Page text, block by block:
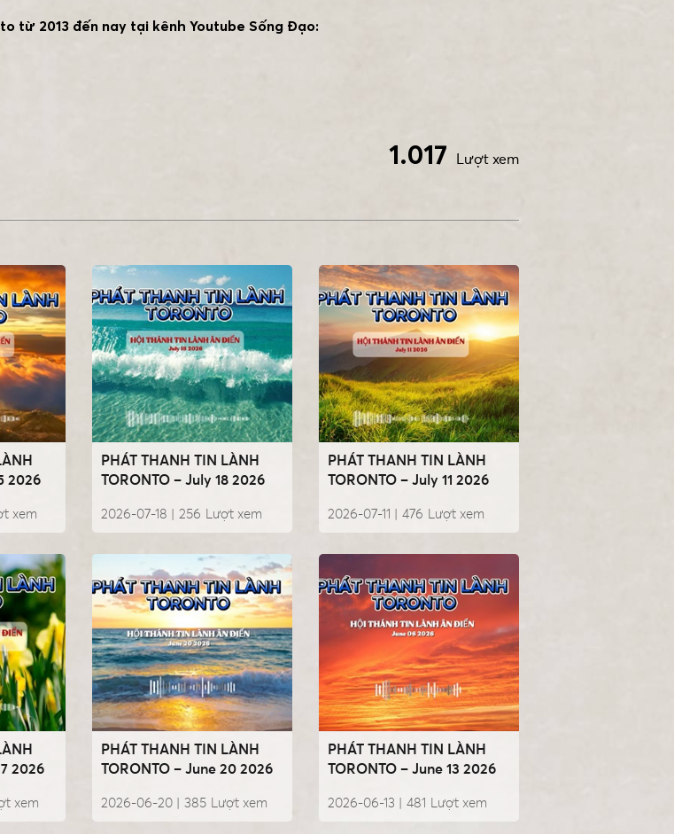
từ 2013 đến nay tại kênh Youtube Sống Đạo:
Lượt xem
1.017
2026
xem
PHÁT THANH TIN LÀNH
TORONTO – July 18 2026
2026-07-18 | Lượt xem
256
PHÁT THANH TIN LÀNH
TORONTO – July 11 2026
2026-07-11 | Lượt xem
476
2026
xem
PHÁT THANH TIN LÀNH
TORONTO – June 20 2026
2026-06-20 | Lượt xem
385
PHÁT THANH TIN LÀNH
TORONTO – June 13 2026
2026-06-13 | Lượt xem
481